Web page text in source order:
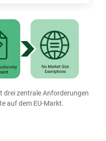
drei zentrale Anforderungen
auf dem EU-Markt.